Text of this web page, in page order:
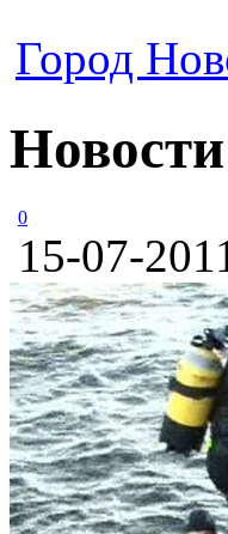
Город
0
15-07-